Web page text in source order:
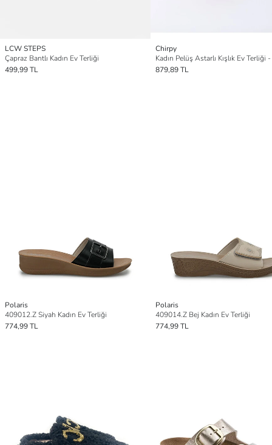
LCW STEPS
Çapraz Bantlı Kadın Ev Terliği
499,99 TL
Chirpy
Kadın Pelüş Astarlı Kışlık Ev Terliği
879,89 TL
Polaris
409012.Z Siyah Kadın Ev Terliği
774,99 TL
Polaris
409014.Z Bej Kadın Ev Terliği
774,99 TL